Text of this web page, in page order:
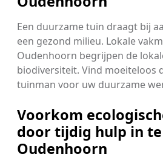
Een duurzame tuin draagt bij
een gezond milieu. Lokale
Oudenhoorn begrijpen de
biodiversiteit. Vind moeiteloos
tuinman voor uw duurzame
Voorkom
door tijdig hulp in
Oudenhoorn